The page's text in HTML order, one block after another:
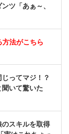
ツ「あぁ～、
方法がこちら
ってマジ！？
いて驚いた
のスキルを取得